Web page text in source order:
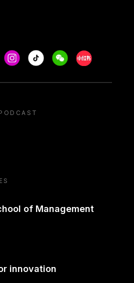
Instagram
Tiktok WeechatXiaohongshu/
podcast
of Management
innovation